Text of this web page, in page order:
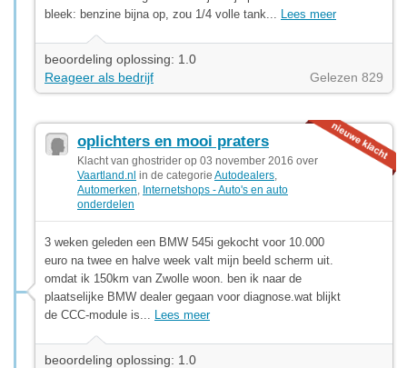
bleek: benzine bijna op, zou 1/4 volle tank... Lees meer
beoordeling oplossing: 1.0
Reageer als bedrijf
Gelezen 829
oplichters en mooi praters
Klacht van ghostrider op 03 november 2016 over
Vaartland.nl in de categorie Autodealers
Automerken Internetshops - Auto's en auto
onderdelen
3 weken geleden een BMW 545i gekocht voor 10.000
euro na twee en halve week valt mijn beeld scherm uit.
omdat ik 150km van Zwolle woon. ben ik naar de
plaatselijke BMW dealer gegaan voor diagnose.wat blijkt
de CCC-module is... Lees meer
beoordeling oplossing: 1.0